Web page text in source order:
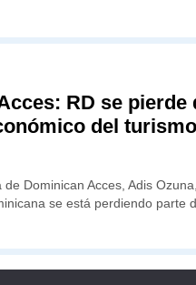
RD se pierde
del turismo
Dominican Acces, Adis
se está perdiendo parte